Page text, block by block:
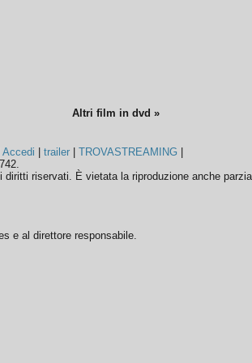
Altri film in dvd »
|Accedi |trailer |TROVASTREAMING
riservati. È vietata la riproduzione anche
e al direttore responsabile.